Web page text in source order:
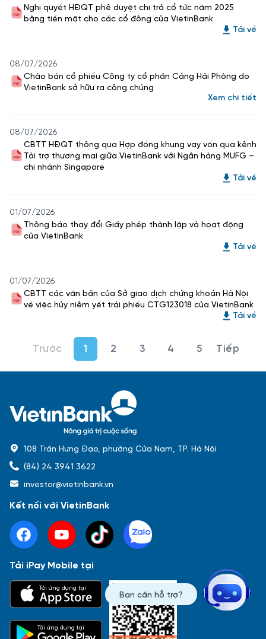
Báo cáo tài chính Thông tin giao dịch
Sự kiện
Nghị quyết HĐQT phê duyệt chi trả cổ tức năm 2025
bằng tiền mặt cho các cổ đông của VietinBank
Tải về
08/07/2026
Chào bán cổ phiếu Công ty cổ phần Cảng Hải Phòng do
VietinBank sở hữu ra công chúng
Xem chi tiết
08/07/2026
CBTT HĐQT thông qua Hợp đồng khung vay vốn qua kênh
Tài trợ thương mại giữa VietinBank với Ngân hàng MUFG –
chi nhánh Singapore
Tải về
01/07/2026
Thông báo thay đổi Giấy phép thành lập và hoạt động
của VietinBank
Tải về
01/07/2026
CBTT các văn bản của Sở giao dịch chứng khoán Hà Nội
về việc hủy niêm yết trái phiếu CTG123018 của VietinBank
Tải về
1 2 3 4 5
Bạn cần hỗ trợ?
108 Trần Hưng Đạo, phường Cửa Nam, TP. Hà Nội
(84) 24 3941 3622
investor@vietinbank.vn
Kết nối với VietinBank
Tải iPay Mobile tại
Tải ứng dụng tại
Tải ứng dụng tại